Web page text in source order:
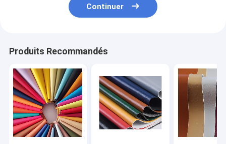
Continuer
Produits Recommandés